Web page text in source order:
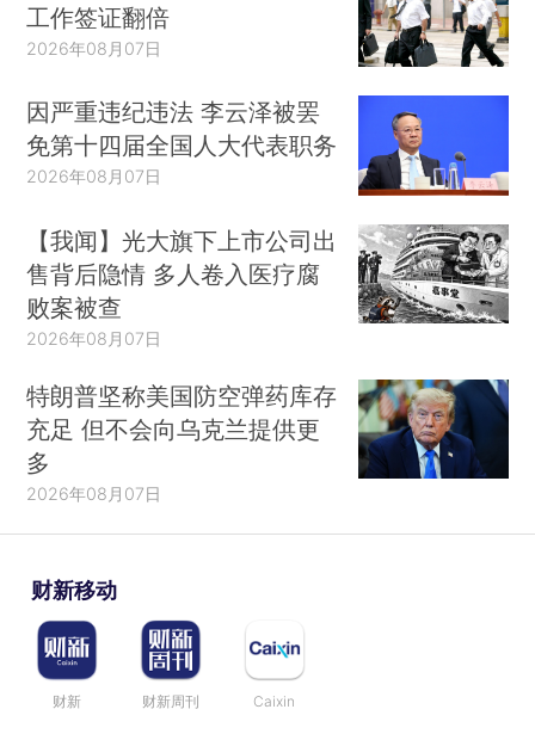
工作签证翻倍
2026年08月07日
因严重违纪违法 李云泽被罢
免第十四届全国人大代表职务
2026年08月07日
【我闻】光大旗下上市公司出
售背后隐情 多人卷入医疗腐
败案被查
2026年08月07日
特朗普坚称美国防空弹药库存
充足 但不会向乌克兰提供更
多
2026年08月07日
财新移动
财新 财新周刊 Caixin